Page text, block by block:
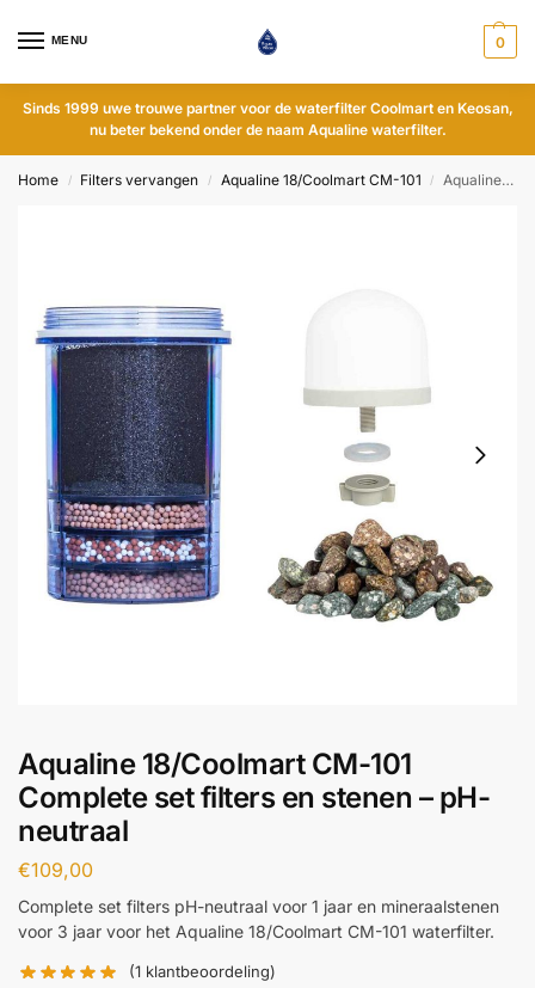
MENU 0
Sinds 1999 uwe trouwe partner voor de waterfilter Coolmart en Keosan,
nu beter bekend onder de naam Aqualine waterfilter.
Home / Filters vervangen / Aqualine 18/Coolmart CM-101 / Aqualine 18/Coolmart CM-101 Complete set filters en stenen – pH-neutraal
Aqualine 18/Coolmart CM-101
Complete set filters en stenen – pH-
neutraal
€109,00
Complete set filters pH-neutraal voor 1 jaar en mineraalstenen
voor 3 jaar voor het Aqualine 18/Coolmart CM-101 waterfilter.
(1 klantbeoordeling)